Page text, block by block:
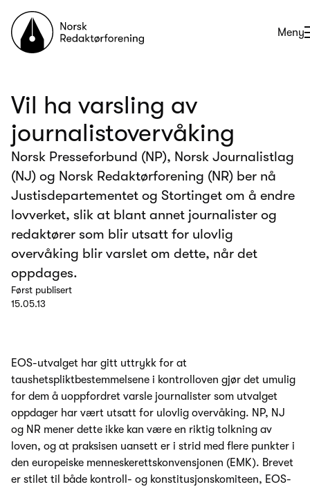
Til forsiden
Åpne
Meny
Vil ha varsling av
journalistovervåking
Norsk Presseforbund (NP), Norsk Journalistlag
(NJ) og Norsk Redaktørforening (NR) ber nå
Justisdepartementet og Stortinget om å endre
lovverket, slik at blant annet journalister og
redaktører som blir utsatt for ulovlig
overvåking blir varslet om dette, når det
oppdages.
Først publisert
15.05.13
EOS-utvalget har gitt uttrykk for at
taushetspliktbestemmelsene i kontrolloven gjør det umulig
for dem å uoppfordret varsle journalister som utvalget
oppdager har vært utsatt for ulovlig overvåking. NP, NJ
og NR mener dette ikke kan være en riktig tolkning av
loven, og at praksisen uansett er i strid med flere punkter i
den europeiske menneskerettskonvensjonen (EMK). Brevet
er stilet til både kontroll- og konstitusjonskomiteen, EOS-